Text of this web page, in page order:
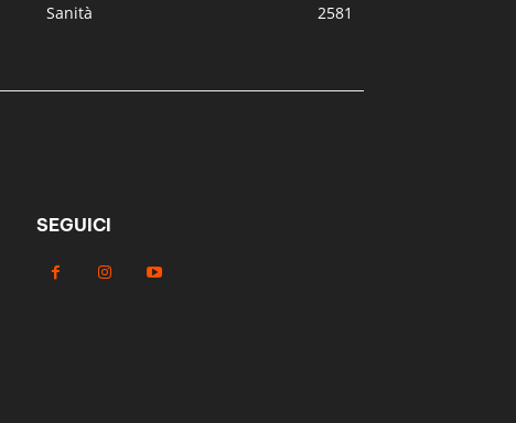
Sanità
2581
SEGUICI